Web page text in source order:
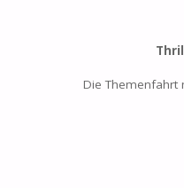
Die Themenfahrt